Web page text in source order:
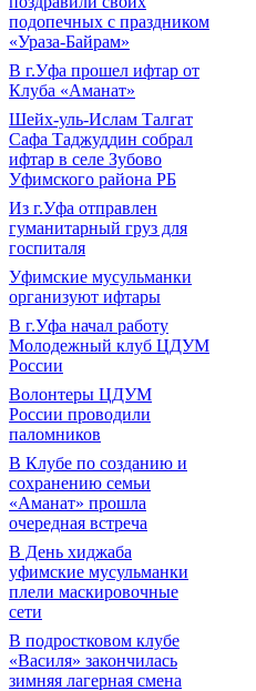
подопечных с праздником
«Ураза-Байрам»
В г.Уфа прошел ифтар от
Клуба «Аманат»
Шейх-уль-Ислам Талгат
Сафа Таджуддин собрал
ифтар в селе Зубово
Уфимского района РБ
Из г.Уфа отправлен
гуманитарный груз для
госпиталя
Уфимские мусульманки
организуют ифтары
В г.Уфа начал работу
Молодежный клуб ЦДУМ
России
Волонтеры ЦДУМ
России проводили
паломников
В Клубе по созданию и
сохранению семьи
«Аманат» прошла
очередная встреча
В День хиджаба
уфимские мусульманки
плели маскировочные
сети
В подростковом клубе
«Василя» закончилась
зимняя лагерная смена